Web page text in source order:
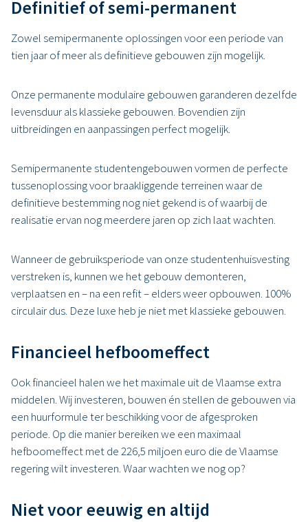
Definitief of semi-permanent
Zowel semipermanente oplossingen voor een periode van
tien jaar of meer als definitieve gebouwen zijn mogelijk.
Onze permanente modulaire gebouwen garanderen dezelfde
levensduur als klassieke gebouwen. Bovendien zijn
uitbreidingen en aanpassingen perfect mogelijk.
Semipermanente studentengebouwen vormen de perfecte
tussenoplossing voor braakliggende terreinen waar de
definitieve bestemming nog niet gekend is of waarbij de
realisatie ervan nog meerdere jaren op zich laat wachten.
Wanneer de gebruiksperiode van onze studentenhuisvesting
verstreken is, kunnen we het gebouw demonteren,
verplaatsen en – na een refit – elders weer opbouwen. 100%
circulair dus. Deze luxe heb je niet met klassieke gebouwen.
Financieel hefboomeffect
Ook financieel halen we het maximale uit de Vlaamse extra
middelen. Wij investeren, bouwen én stellen de gebouwen via
een huurformule ter beschikking voor de afgesproken
periode. Op die manier bereiken we een maximaal
hefboomeffect met de 226,5 miljoen euro die de Vlaamse
regering wilt investeren. Waar wachten we nog op?
Niet voor eeuwig en altijd